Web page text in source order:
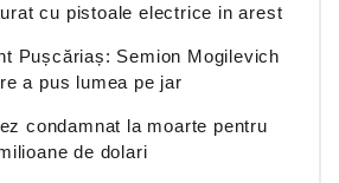
cu pistoale electrice in arest
Pușcăriaș: Semion Mogilevich
a pus lumea pe jar
condamnat la moarte pentru
de dolari